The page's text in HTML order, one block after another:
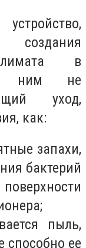
создания
в
ним не
уход,
как:
запахи,
бактерий
пыль,
способно ее